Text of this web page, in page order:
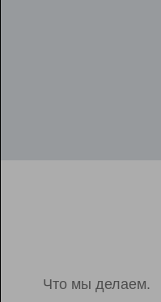
Что мы делаем.